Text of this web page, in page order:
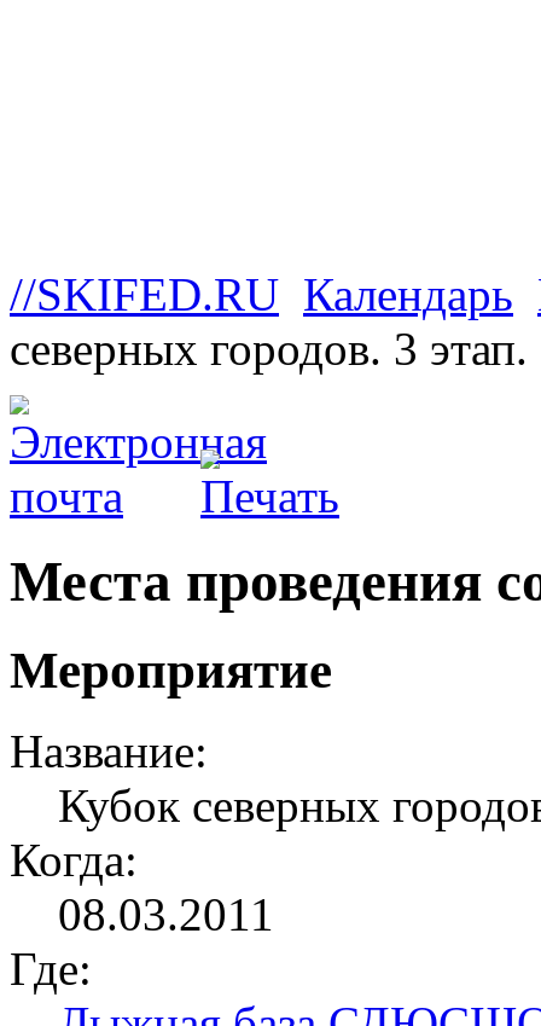
//SKIFED.RU Календарь
северных городов. 3 этап.
Места проведения
Мероприятие
Название:
Кубок северных
Когда:
08.03.2011
Где: